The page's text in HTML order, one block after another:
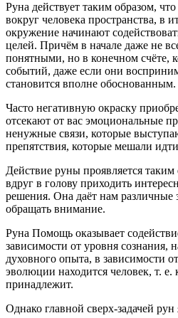
Руна действует таким образом,
вокруг человека пространства, в
окружение начинают
целей. Причём в начале даже не
понятными, но в конечном счёте,
событий, даже если они
становится вполне обоснованным.
Часто негативную окраску
отсекают от вас эмоциональные
ненужные связи, которые
препятствия, которые мешали
Действие руны проявляется
вдруг в голову приходить
решения. Она даёт нам различные
обращать внимание.
Руна Помощь оказывает
зависимости от уровня сознания,
духовного опыта, в зависимости
эволюции находится человек, т. е.
принадлежит.
Однако главной сверх-задачей рун